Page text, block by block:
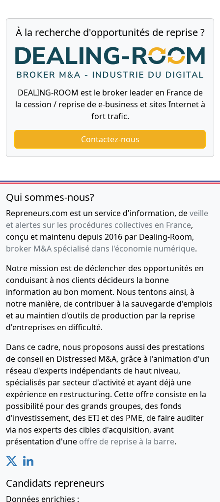
À la recherche d'opportunités de reprise ?
DEALING-ROOM est le broker leader en France de
la cession / reprise de e-business et sites Internet à
fort trafic.
Contactez-nous
Qui sommes-nous?
Repreneurs.com est un service d'information, deveille
et alertes sur les procédures collectives en France,
conçu et maintenu depuis 2016 par Dealing-Room,
broker M&A spécialisé dans l'économie numérique.
Notre mission est de déclencher des opportunités en
conduisant à nos clients décideurs la bonne
information au bon moment. Nous tentons ainsi, à
notre manière, de contribuer à la sauvegarde d'emplois
et au maintien d'outils de production par la reprise
d'entreprises en difficulté.
Dans ce cadre, nous proposons aussi des prestations
de conseil en Distressed M&A, grâce à l'animation d'un
réseau d'experts indépendants de haut niveau,
spécialisés par secteur d'activité et ayant déjà une
expérience en restructuring. Cette offre consiste en la
possibilité pour des grands groupes, des fonds
d'investissement, des ETI et des PME, de faire auditer
via nos experts des cibles d'acquisition, avant
présentation d'une offre de reprise à la barre.
Candidats repreneurs
Données enrichies :